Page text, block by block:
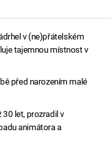
v (ne)přátelském
tajemnou místnost v
před narozením malé
30 let, prozradil v
animátora a